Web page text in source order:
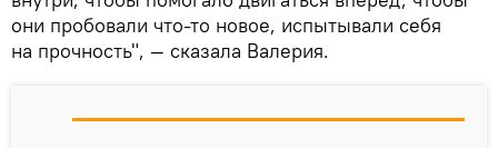
они пробовали что-то новое, испытывали себя
на прочность", — сказала Валерия.